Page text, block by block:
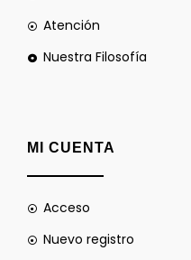
Atención
Nuestra Filosofía
MI CUENTA
Acceso
Nuevo registro